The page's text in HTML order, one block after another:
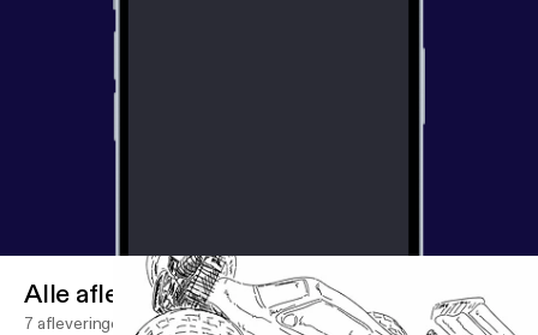
Alle afleveringen
7 afleveringen